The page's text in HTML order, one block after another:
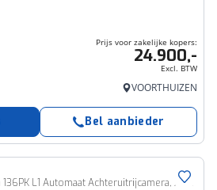
Prijs voor zakelijke kopers:
24.900,-
Excl. BTW
VOORTHUIZEN
Bel aanbieder
Citroen ë-Berlingo 50 kWh 136PK L1 Automaat Achteruitrijcamera, Apple Carplay, Android Auto, Climate Control, Cruise Control